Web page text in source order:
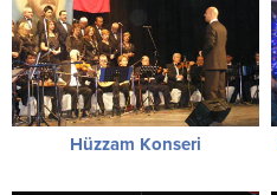
Hüzzam Konseri